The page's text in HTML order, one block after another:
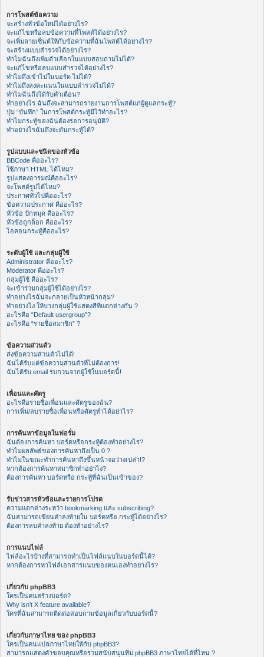
การโพสต์ข้อความ
จะสร้างหัวข้อใหม่ได้อย่างไร?
จะแก้ไขหรือลบข้อความที่โพสต์ได้อย่างไร?
จะเพิ่มลายเซ็นต์ให้กับข้อความที่ฉันโพสต์ได้อย่างไร?
จะสร้างแบบสำรวจได้อย่างไร?
ทำไมฉันถึงเพิ่มตัวเลือกในแบบสอบถามไม่ได้?
จะแก้ไขหรือลบแบบสำรวจได้อย่างไร?
ทำไมถึงเข้าไปในบอร์ด ไม่ได้?
ทำไมถึงลงคะแนนในแบบสำรวจไม่ได้?
ทำไมฉันถึงได้รับคำเตือน?
ทำอย่างไร ฉันถึงจะสามารถรายงานการโพสต์แก่ผู้ดูแลกระทู้?
ปุ่ม “บันทึก” ในการโพสต์กระทู้มีไว้ทำอะไร?
ทำไมกระทู้ของฉันต้องรอการอนุมัติ?
ทำอย่างไรฉันถึงจะดันกระทู้ได้?
รูปแบบและชนิดของหัวข้อ
BBCode คืออะไร?
ใช้ภาษา HTML ได้ไหม?
รูปแสดงอารมณ์คืออะไร?
จะโพสต์รูปได้ไหม?
ประกาศทั่วไปคืออะไร?
ข้อความประกาศ คืออะไร?
หัวข้อ ปักหมุด คืออะไร?
หัวข้อถูกล็อก คืออะไร?
ไอคอนกระทู้คืออะไร?
ระดับผู้ใช้ และกลุ่มผู้ใช้
Administrator คืออะไร?
Moderator คืออะไร?
กลุ่มผู้ใช้ คืออะไร?
จะเข้าร่วมกลุ่มผู้ใช้ได้อย่างไร?
ทำอย่างไรฉันจะกลายเป็นหัวหน้ากลุ่ม?
ทำอย่างไง ให้บางกลุ่มผู้ใช้แสดงสีที่แตกต่างกัน ?
อะไรคือ “Default usergroup”?
อะไรคือ “รายชื่อสมาชิก” ?
ข้อความส่วนตัว
ส่งข้อความส่วนตัวไม่ได้!
ฉันได้รับแต่ข้อความส่วนตัวที่ไม่ต้องการ!
ฉันได้รับ email รบกวนจากผู้ใช้ในบอร์ดนี้!
เพื่อนและศัตรู
อะไรคือรายชื่อเพื่อนและศัตรูของฉัน?
การเพิ่ม/ลบรายชื่อเพื่อนหรือศัตรูทำได้อย่าไร?
การค้นหาข้อมูลในฟอรั่ม
ฉันต้องการค้นหา บอร์ดหรือกระทู้ต้องทำอย่างไร?
ทำไมผลลัพธ์ของการค้นหาถึงเป็น 0 ?
ทำไมในขณะทำการค้นหาถึงขึ้นหน้าจอว่างเปล่า!?
หากต้องการค้นหาสมาชิกทำอย่าไง?
ต้องการค้นหา บอร์ดหรือ กระทู้ที่ฉันเป็นเข้าของ?
รับข่าวสารหัวข้อและรายการโปรด
ความแตกต่างระหว่า bookmarking และ subscribing?
ฉันสามารถเขียนคำลงท้ายใน บอร์ดหรือ กระทู้ได้อย่างไร?
ต้องการลบคำลงท้าย ต้องทำอย่างไร?
การแนบไฟล์
ไฟล์อะไรบ้างที่สามารถทำเป็นไฟล์แนบในบอร์ดนี้ได้?
หากต้องการหาไฟล์เอกสารแนบของตนเองทำอย่างไร?
เกี่ยวกับ phpBB3
ใครเป็นคนสร้างบอร์ด?
Why isn’t X feature available?
ใครที่ฉันสามารถติดต่อสอบถามข้อมูลเกี่ยวกับบอร์ดนี้?
เกี่ยวกับภาษาไทย ของ phpBB3
ใครเป็นคนแปลภาษาไทยให้กับ phpBB3?
สามารถแสดงคำขอบคุณหรือร่วมสนับสนุนทีม phpBB3 ภาษาไทยได้ที่ไหน ?